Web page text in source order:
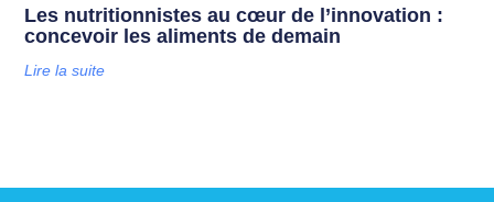
Les nutritionnistes au cœur de l’innovation :
concevoir les aliments de demain
Lire la suite